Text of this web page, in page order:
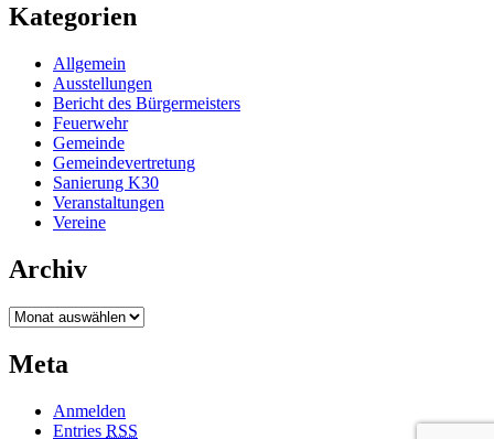
Kategorien
Allgemein
Ausstellungen
Bericht des Bürgermeisters
Feuerwehr
Gemeinde
Gemeindevertretung
Sanierung K30
Veranstaltungen
Vereine
Archiv
Archiv
Meta
Anmelden
Entries RSS